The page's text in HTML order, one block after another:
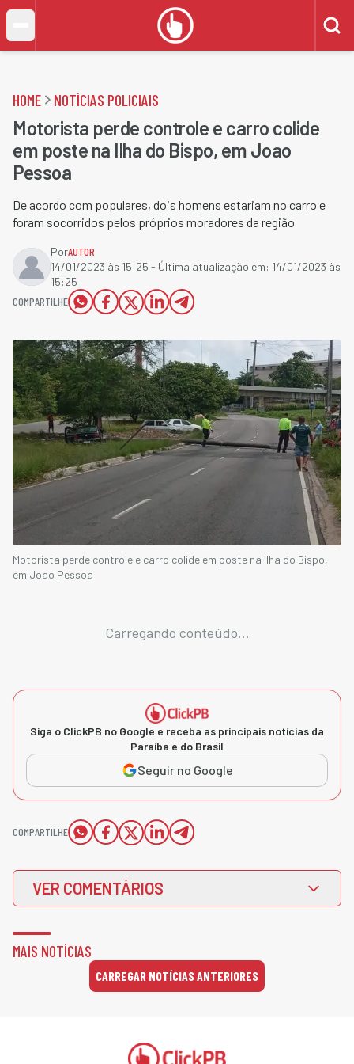
HOME NOTÍCIAS POLICIAIS
Motorista perde controle e carro colide
em poste na Ilha do Bispo, em Joao
Pessoa
De acordo com populares, dois homens estariam no carro e
foram socorridos pelos próprios moradores da região
PorAUTOR
14/01/2023 às 15:25 - Última atualização em: 14/01/2023 às
15:25
COMPARTILHE
Motorista perde controle e carro colide em poste na Ilha do Bispo,
em Joao Pessoa
Carregando conteúdo...
Siga o ClickPB no Google e receba as principais notícias da
Paraíba e do Brasil
Seguir no Google
COMPARTILHE
VER COMENTÁRIOS
MAIS NOTÍCIAS
CARREGAR NOTÍCIAS ANTERIORES